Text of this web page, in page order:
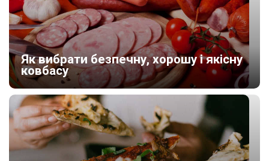
Як вибрати безпечну, хорошу і якісну
ковбасу